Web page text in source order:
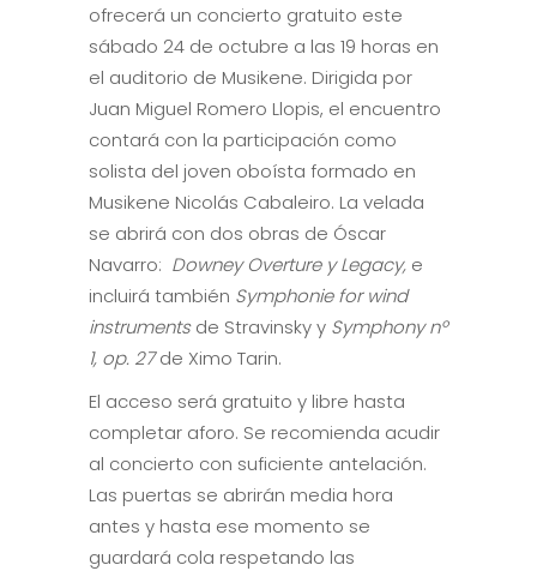
ofrecerá un concierto gratuito este
sábado 24 de octubre a las 19 horas en
el auditorio de Musikene. Dirigida por
Juan Miguel Romero Llopis, el encuentro
contará con la participación como
solista del joven oboísta formado en
Musikene Nicolás Cabaleiro. La velada
se abrirá con dos obras de Óscar
Navarro: Downey Overture y Legacy, e
incluirá también Symphonie for wind
instrumentsde Stravinsky y Symphony nº
1, op. 27de Ximo Tarin.
El acceso será gratuito y libre hasta
completar aforo. Se recomienda acudir
al concierto con suficiente antelación.
Las puertas se abrirán media hora
antes y hasta ese momento se
guardará cola respetando las